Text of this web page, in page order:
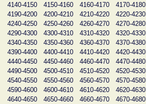
4140-4150
4150-4160 4160-4170 4170-4180
4190-4200
4200-4210 4210-4220 4220-4230
4240-4250
4250-4260 4260-4270 4270-4280
4290-4300
4300-4310 4310-4320 4320-4330
4340-4350
4350-4360 4360-4370 4370-4380
4390-4400
4400-4410 4410-4420 4420-4430
4440-4450
4450-4460 4460-4470 4470-4480
4490-4500
4500-4510 4510-4520 4520-4530
4540-4550
4550-4560 4560-4570 4570-4580
4590-4600
4600-4610 4610-4620 4620-4630
4640-4650
4650-4660 4660-4670 4670-4680